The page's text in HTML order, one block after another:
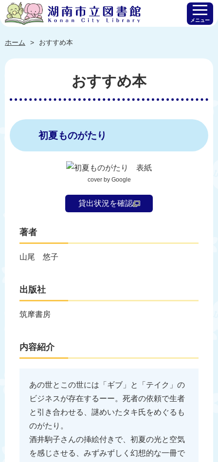
メニュー
ホーム おすすめ本
おすすめ本
初夏ものがたり
cover by Google
貸出状況を確認
著者
山尾 悠子
出版社
筑摩書房
内容紹介
あの世とこの世には「ギブ」と「テイク」の
ビジネスが存在するーー。死者の依頼で生者
と引き合わせる、謎めいたタキ氏をめぐるも
のがたり。
酒井駒子さんの挿絵付きで、初夏の光と空気
を感じさせる、みずみずしく幻想的な一冊で